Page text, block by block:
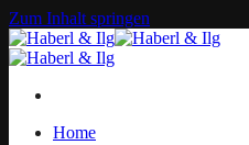
Zum Inhalt springen
Home